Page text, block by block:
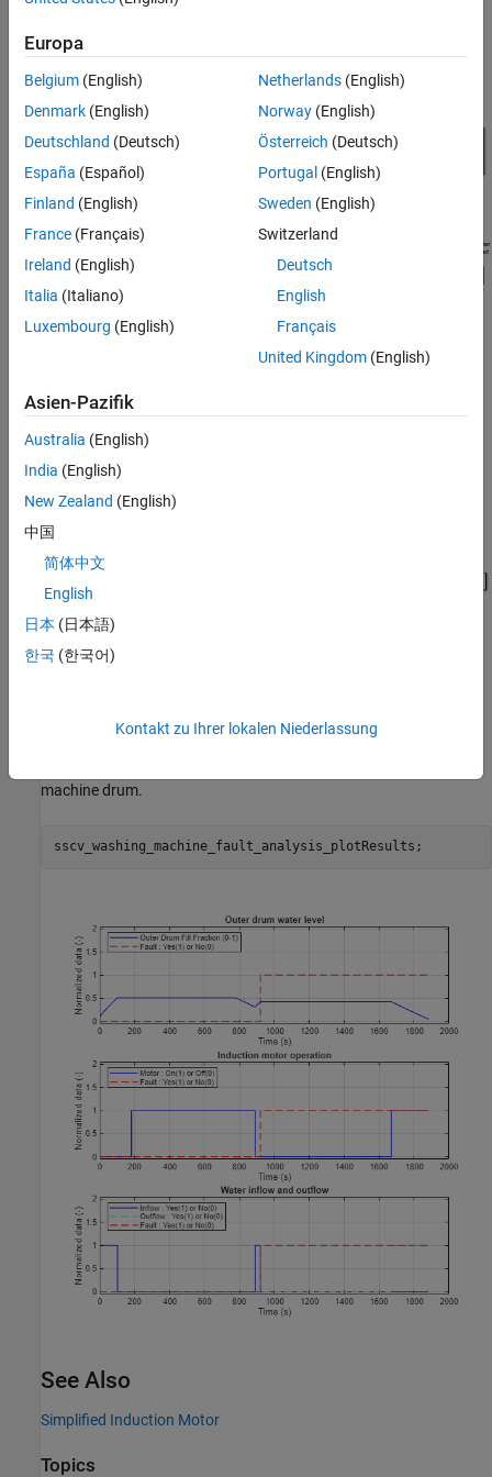
outer drum.
Model Overview
Control Overview
subsystem, which comprises the response to a fault.
Simulation Results from Simscape™ Logging
(On/Off) and the pump operation with outer drum fill level. When
the inlet valve faults, the pump switches off. After some time, the
machine drum.
sscv_washing_machine_fault_analysis_plotResults;
See Also
Simplified Induction Motor
Topics
Europa
Belgium (English)
Denmark (English)
Deutschland (Deutsch)
España (Español)
Finland (English)
France (Français)
Ireland (English)
Italia (Italiano)
Luxembourg (English)
Netherlands(English)
Norway(English)
Österreich (Deutsch)
Portugal (English)
Sweden (English)
Switzerland
Deutsch
English
Français
United Kingdom(English)
Asien-Pazifik
Australia (English)
India (English)
New Zealand (English)
中国
简体中文
English
日本 (日本語)
한국 (한국어)
Kontakt zu Ihrer lokalen Niederlassung